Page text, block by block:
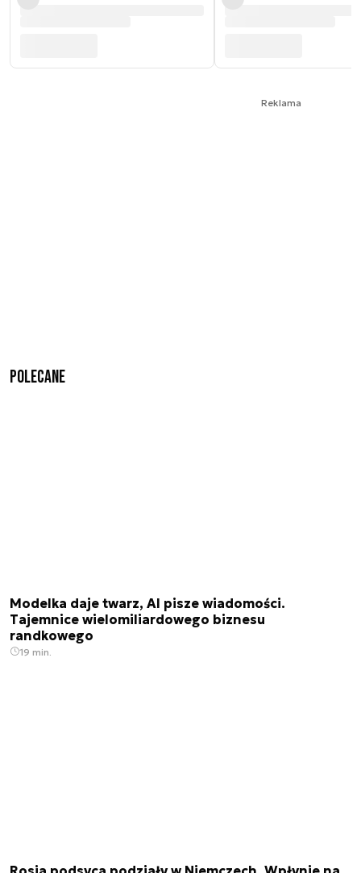
Reklama
Polecane
Modelka daje twarz, AI pisze wiadomości.
Tajemnice wielomiliardowego biznesu
randkowego
19 min.